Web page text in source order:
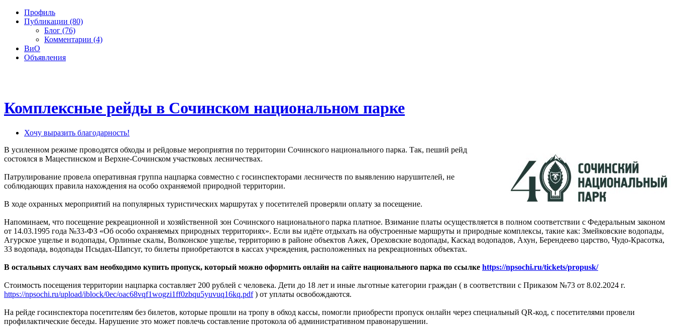
Профиль
Публикации (80)
Блог (76)
Комментарии (4)
ВиО
Объявления
Комплексные рейды в Сочинском национальном парке
Хочу выразить благодарность!
В усиленном режиме проводятся обходы и рейдовые мероприятия по территории Сочинского национального парка. Так, пеший рейд
состоялся в Мацестинском и Верхне-Сочинском участковых лесничествах.
Патрулирование провела оперативная группа нацпарка совместно с госинспекторами лесничеств по выявлению нарушителей, не
соблюдающих правила нахождения на особо охраняемой природной территории.
В ходе охранных мероприятий на популярных туристических маршрутах у посетителей проверяли оплату за посещение.
Напоминаем, что посещение рекреационной и хозяйственной зон Сочинского национального парка платное. Взимание платы осуществляется в полном соответствии с Федеральным законом
от 14.03.1995 года №33-ФЗ «Об особо охраняемых природных территориях». Если вы идёте отдыхать на обустроенные маршруты и природные комплексы, такие как: Змейковские водопады,
Агурское ущелье и водопады, Орлиные скалы, Волконское ущелье, территорию в районе объектов Ажек, Ореховские водопады, Каскад водопадов, Ахун, Берендеево царство, Чудо-Красотка,
33 водопада, водопады Псыдах-Шапсуг, то билеты приобретаются в кассах учреждения, расположенных на рекреационных объектах.
В остальных случаях вам необходимо купить пропуск, который можно оформить онлайн на сайте национального парка по ссылке https://npsochi.ru/tickets/propusk/
Стоимость посещения территории нацпарка составляет 200 рублей с человека. Дети до 18 лет и иные льготные категории граждан ( в соответствии с Приказом №73 от 8.02.2024 г.
https://npsochi.ru/upload/iblock/0ec/oac68vqf1wogzi1ff0zbqu5yuvuq16kq.pdf) от уплаты освобождаются.
На рейде госинспектора посетителям без билетов, которые прошли на тропу в обход кассы, помогли приобрести пропуск онлайн через специальный QR-код, с посетителями провели
профилактические беседы. Нарушение это может повлечь составление протокола об административном правонарушении.